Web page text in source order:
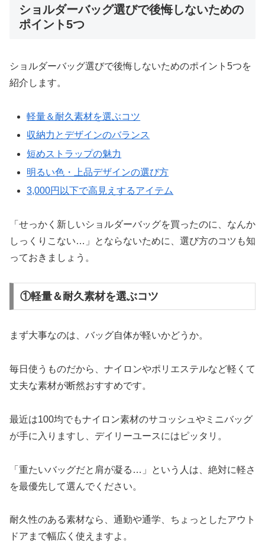
ショルダーバッグ選びで後悔しないための
ポイント5つ
ショルダーバッグ選びで後悔しないためのポイント5つを
紹介します。
軽量＆耐久素材を選ぶコツ
収納力とデザインのバランス
短めストラップの魅力
明るい色・上品デザインの選び方
3,000円以下で高見えするアイテム
「せっかく新しいショルダーバッグを買ったのに、なんか
しっくりこない…」とならないために、選び方のコツも知
っておきましょう。
①軽量＆耐久素材を選ぶコツ
まず大事なのは、バッグ自体が軽いかどうか。
毎日使うものだから、ナイロンやポリエステルなど軽くて
丈夫な素材が断然おすすめです。
最近は100均でもナイロン素材のサコッシュやミニバッグ
が手に入りますし、デイリーユースにはピッタリ。
「重たいバッグだと肩が凝る…」という人は、絶対に軽さ
を最優先して選んでください。
耐久性のある素材なら、通勤や通学、ちょっとしたアウト
ドアまで幅広く使えますよ。